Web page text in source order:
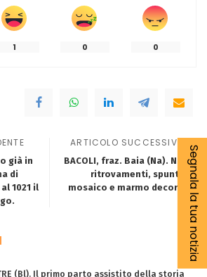
1 0 0
già in
di
1021 il
ARTICOLO SUCCESSIVO
BACOLI, fraz. Baia (Na). Nuovi
ritrovamenti, spuntano
mosaico e marmo decorato.
(Bl). Il primo parto assistito della storia
Segnala la tua notizia